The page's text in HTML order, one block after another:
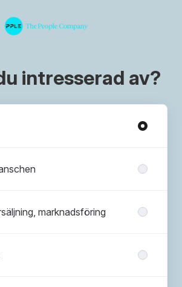
intresserad av?
marknadsföring